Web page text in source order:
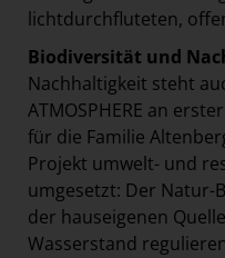
lichtdurchfluteten,
Biodiversität und
Nachhaltigkeit steht
ATMOSPHERE an
für die Familie
Projekt umwelt- und
umgesetzt: Der Natur-
der hauseigenen
Wasserstand